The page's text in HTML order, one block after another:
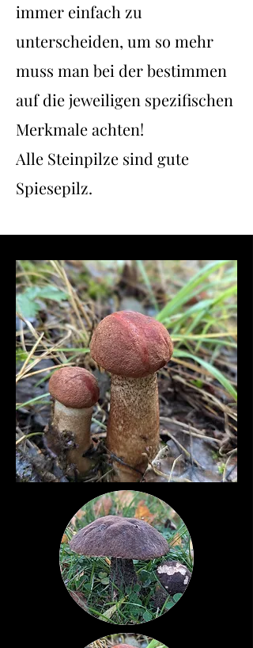
immer einfach zu
unterscheiden, um so mehr
muss man bei der bestimmen
auf die jeweiligen spezifischen
Merkmale achten!
Alle Steinpilze sind gute
Spiesepilz.